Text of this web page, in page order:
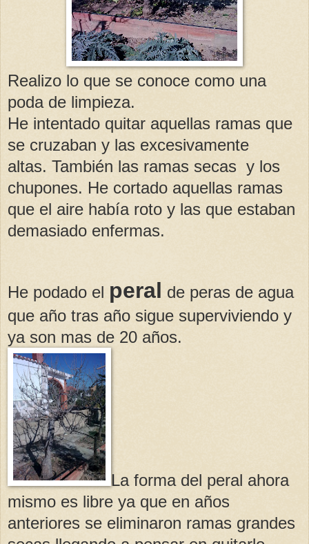
Realizo lo que se conoce como una
poda de limpieza.
He intentado quitar aquellas ramas que
se cruzaban y las excesivamente
altas. También las ramas secas y los
chupones. He cortado aquellas ramas
que el aire había roto y las que estaban
demasiado enfermas.
He podado el peral de peras de agua
que año tras año sigue superviviendo y
ya son mas de 20 años.
La forma del peral ahora
mismo es libre ya que en años
anteriores se eliminaron ramas grandes